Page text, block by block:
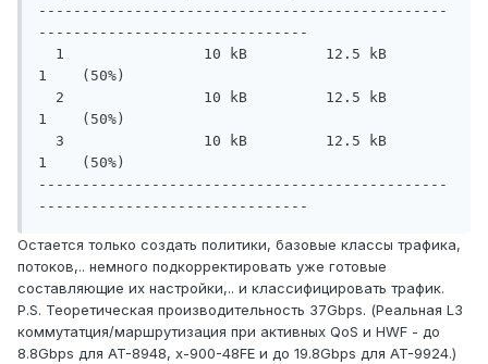
-----------------------------------------------
-------------------------------
1                10 kB         12.5 kB
1    (50%)
2                10 kB         12.5 kB
1    (50%)
3                10 kB         12.5 kB
1    (50%)
-----------------------------------------------
-------------------------------
Остается только создать политики, базовые классы трафика,
потоков,.. немного подкорректировать уже готовые
составляющие их настройки,.. и классифицировать трафик.
P.S. Теоретическая производительность 37Gbps. (Реальная L3
коммутатция/маршрутизация при активных QoS и HWF - до
8.8Gbps для AT-8948, x-900-48FE и до 19.8Gbps для AT-9924.)